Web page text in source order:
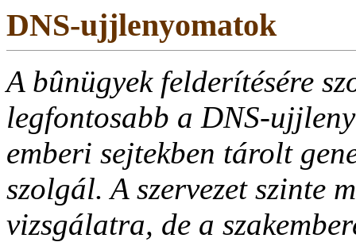
DNS-ujjlenyomatok
A bûnügyek felderítésére
legfontosabb a DNS-
emberi sejtekben tárolt
szolgál. A szervezet szinte
vizsgálatra, de a